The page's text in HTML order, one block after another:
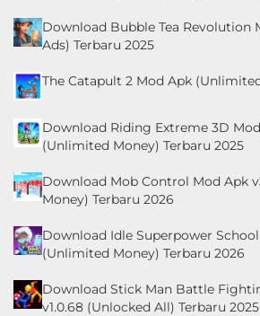
Download Bubble Tea Revolution
Ads) Terbaru 2025
The Catapult 2 Mod Apk
Download Riding Extreme 3D
(Unlimited Money) Terbaru 2025
Download Mob Control Mod Apk
Money) Terbaru 2026
Download Idle Superpower
(Unlimited Money) Terbaru 2026
Download Stick Man Battle
v1.0.68 (Unlocked All) Terbaru 2025